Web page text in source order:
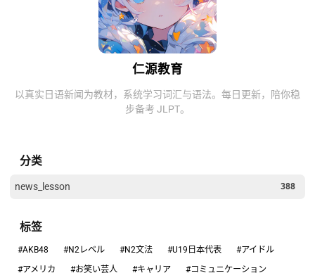
仁源教育
以真实日语新闻为教材，系统学习词汇与语法。每日更新，陪你稳
步备考 JLPT。
分类
news_lesson 388
标签
#AKB48 #N2レベル #N2文法 #U19日本代表
#アイドル
#アメリカ
#お笑い芸人 #キャリア #コミュニケーション